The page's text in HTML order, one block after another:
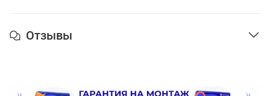
Отзывы